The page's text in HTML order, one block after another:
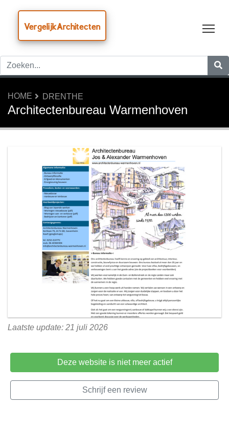
VergelijkArchitecten
HOME DRENTHE
Architectenbureau Warmenhoven
Laatste update: 21 juli 2026
Deze website is niet meer actief
Schrijf een review